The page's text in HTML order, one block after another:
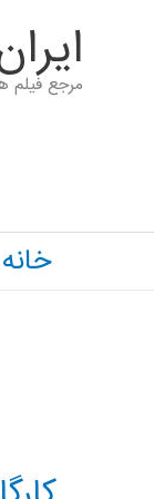
مرجع فیلم
خانه